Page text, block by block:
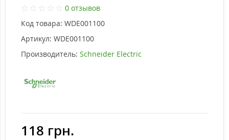
0 отзывов
Код товара: WDE001100
Артикул: WDE001100
Производитель: Schneider Electric
118 грн.